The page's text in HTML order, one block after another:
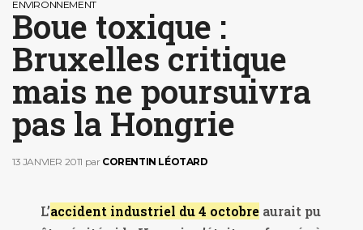
ENVIRONNEMENT
Boue toxique :
Bruxelles critique
mais ne poursuivra
pas la Hongrie
13 JANVIER 2011 par CORENTIN LÉOTARD
L’accident industriel du 4 octobre aurait pu